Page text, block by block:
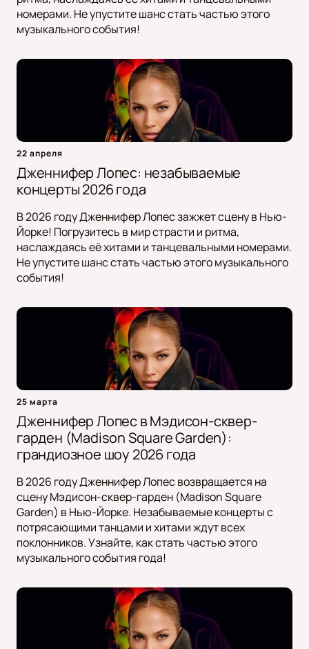
номерами. Не упустите шанс стать частью этого
музыкального события!
22 апреля
Дженнифер Лопес: незабываемые
концерты 2026 года
В 2026 году Дженнифер Лопес зажжет сцену в Нью-
Йорке! Погрузитесь в мир страсти и ритма,
наслаждаясь её хитами и танцевальными номерами.
Не упустите шанс стать частью этого музыкального
события!
25 марта
Дженнифер Лопес в Мэдисон-сквер-
гарден (Madison Square Garden):
грандиозное шоу 2026 года
В 2026 году Дженнифер Лопес возвращается на
сцену Мэдисон-сквер-гарден (Madison Square
Garden) в Нью-Йорке. Незабываемые концерты с
потрясающими танцами и хитами ждут всех
поклонников. Узнайте, как стать частью этого
музыкального события года!